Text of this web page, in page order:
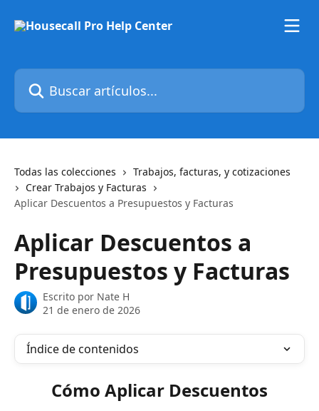
Buscar artículos...
Todas las colecciones
Trabajos, facturas, y cotizaciones
Crear Trabajos y Facturas
Aplicar Descuentos a Presupuestos y Facturas
Aplicar Descuentos a
Presupuestos y Facturas
Escrito por Nate H
21 de enero de 2026
Índice de contenidos
Cómo Aplicar Descuentos